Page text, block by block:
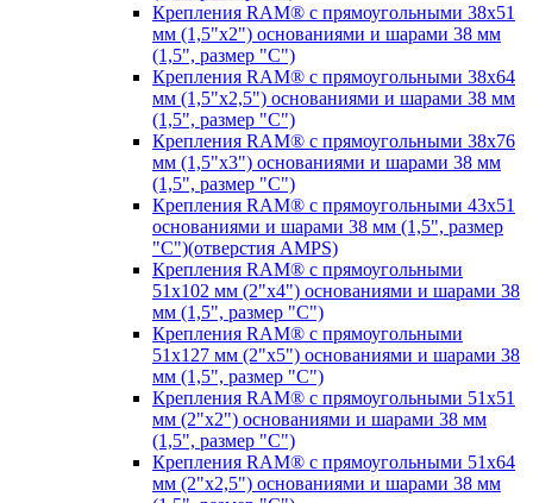
Крепления RAM® с прямоугольными 38х51
мм (1,5"х2") основаниями и шарами 38 мм
(1,5", размер "C")
Крепления RAM® с прямоугольными 38х64
мм (1,5"х2,5") основаниями и шарами 38 мм
(1,5", размер "C")
Крепления RAM® с прямоугольными 38х76
мм (1,5"х3") основаниями и шарами 38 мм
(1,5", размер "C")
Крепления RAM® с прямоугольными 43х51
основаниями и шарами 38 мм (1,5", размер
"C")(отверстия AMPS)
Крепления RAM® с прямоугольными
51х102 мм (2"х4") основаниями и шарами 38
мм (1,5", размер "C")
Крепления RAM® с прямоугольными
51х127 мм (2"х5") основаниями и шарами 38
мм (1,5", размер "C")
Крепления RAM® с прямоугольными 51х51
мм (2"х2") основаниями и шарами 38 мм
(1,5", размер "C")
Крепления RAM® с прямоугольными 51х64
мм (2"х2,5") основаниями и шарами 38 мм